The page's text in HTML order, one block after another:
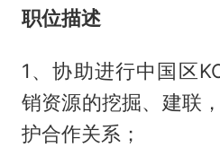
职位描述
1、协助进行中国区
销资源的挖掘、建联
护合作关系；